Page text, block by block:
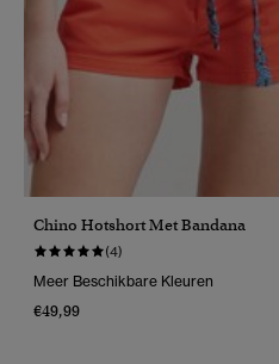
Chino Hotshort Met Bandana
(4)
Meer Beschikbare Kleuren
€49,99